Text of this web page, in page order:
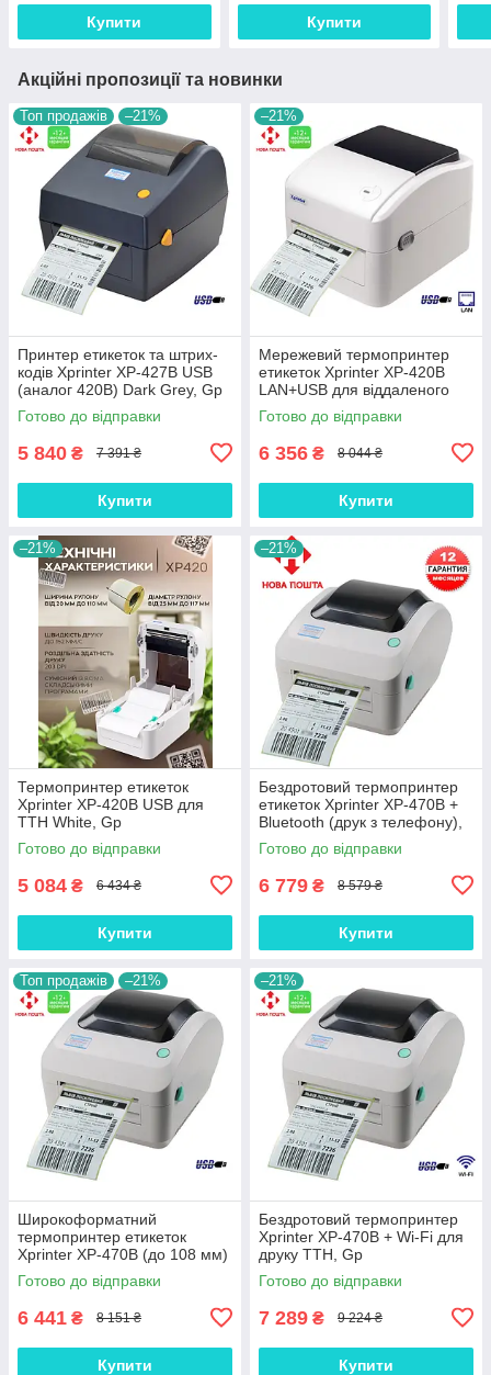
Купити Купити
Акційні пропозиції та новинки
Топ продажів –21%
Принтер етикеток та штрих-
кодів Xprinter XP-427B USB
(аналог 420B) Dark Grey, Gp
Готово до відправки
5 840 ₴ 7 391 ₴
Купити
–21%
Мережевий термопринтер
етикеток Xprinter XP-420B
LAN+USB для віддаленого
друку, Gp
Готово до відправки
6 356 ₴ 8 044 ₴
Купити
–21%
Термопринтер етикеток
Xprinter XP-420B USB для
ТТН White, Gp
Готово до відправки
5 084 ₴ 6 434 ₴
Купити
–21%
Бездротовий термопринтер
етикеток Xprinter XP-470B +
Bluetooth (друк з телефону),
Gp
Готово до відправки
6 779 ₴ 8 579 ₴
Купити
Топ продажів –21%
Широкоформатний
термопринтер етикеток
Xprinter XP-470B (до 108 мм)
USB Grey, Gp
Готово до відправки
6 441 ₴ 8 151 ₴
Купити
–21%
Бездротовий термопринтер
Xprinter XP-470B + Wi-Fi для
друку ТТН, Gp
Готово до відправки
7 289 ₴ 9 224 ₴
Купити